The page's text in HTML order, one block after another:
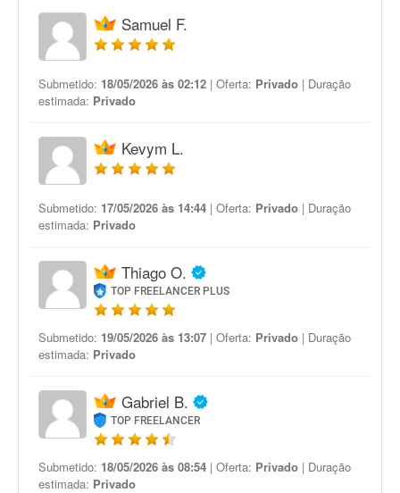
Samuel F.
Submetido: 18/05/2026 às 02:12 | Oferta: Privado | Duração
estimada: Privado
Kevym L.
Submetido: 17/05/2026 às 14:44 | Oferta: Privado | Duração
estimada: Privado
Thiago O.
TOP FREELANCER PLUS
Submetido: 19/05/2026 às 13:07 | Oferta: Privado | Duração
estimada: Privado
Gabriel B.
TOP FREELANCER
Submetido: 18/05/2026 às 08:54 | Oferta: Privado | Duração
estimada: Privado